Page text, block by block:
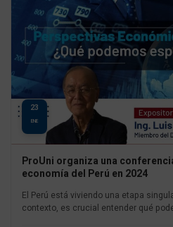
23
ENE
ProUni organiza una
economía del Perú en 2024
El Perú está viviendo una etapa
contexto, es crucial entender qué